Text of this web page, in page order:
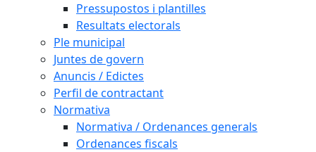
Pressupostos i plantilles
Resultats electorals
Ple municipal
Juntes de govern
Anuncis / Edictes
Perfil de contractant
Normativa
Normativa / Ordenances generals
Ordenances fiscals